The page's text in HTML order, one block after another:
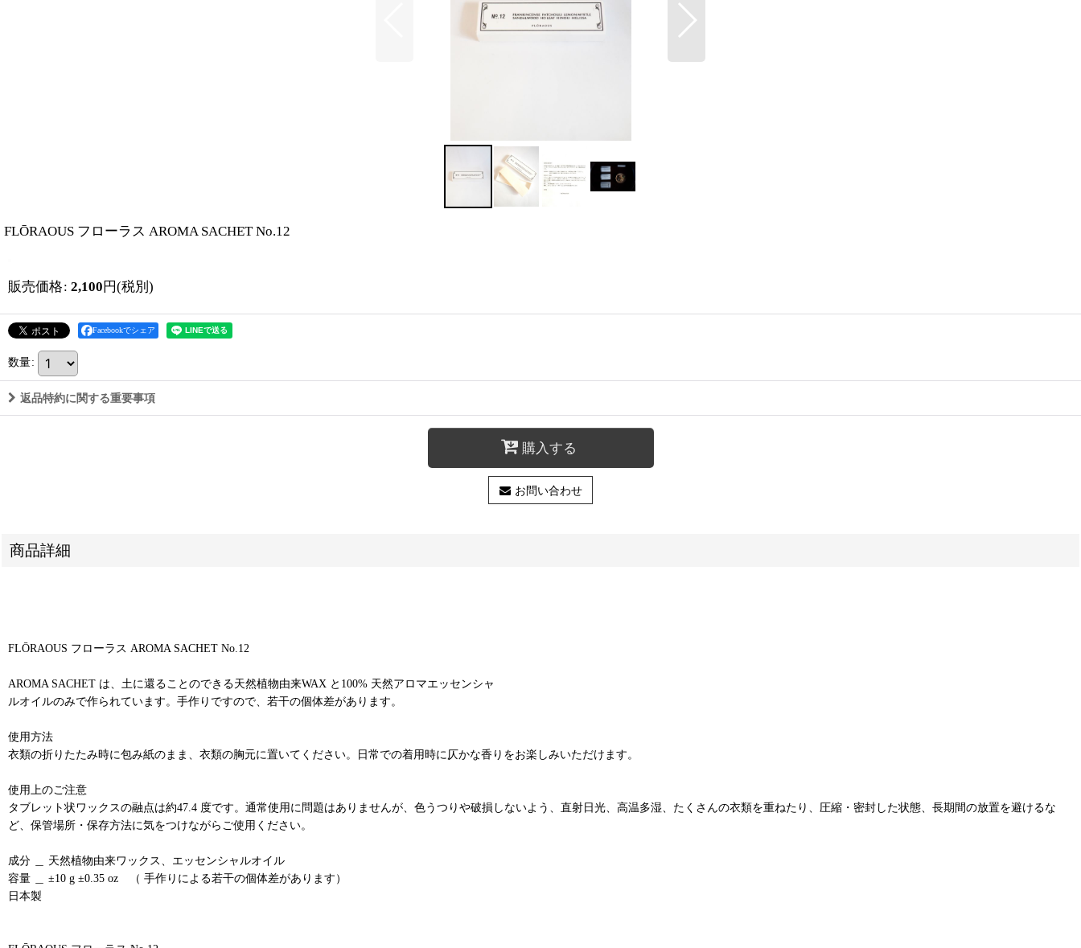
FLŌRAOUS フローラス AROMA SACHET No.12
販売価格: 2,100 円(税別)
Facebookでシェア
数量:
返品特約に関する重要事項
購入する
お問い合わせ
商品詳細
FLŌRAOUS フローラス AROMA SACHET No.12
AROMA SACHET は、土に還ることのできる天然植物由来WAX と100% 天然アロマエッセンシャ
ルオイルのみで作られています。手作りですので、若干の個体差があります。
使用方法
衣類の折りたたみ時に包み紙のまま、衣類の胸元に置いてください。日常での着用時に仄かな香りをお楽しみいただけます。
使用上のご注意
タブレット状ワックスの融点は約47.4 度です。通常使用に問題はありませんが、色うつりや破損しないよう、直射日光、高温多湿、たくさんの衣類を重ねたり、圧縮・密封した状態、長期間の放置を避けるな
ど、保管場所・保存方法に気をつけながらご使用ください。
成分 ＿ 天然植物由来ワックス、エッセンシャルオイル
容量 ＿ ±10 g ±0.35 oz （ 手作りによる若干の個体差があります）
日本製